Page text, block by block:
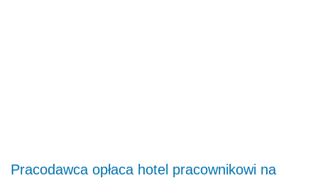
Pracodawca opłaca hotel pracownikowi na